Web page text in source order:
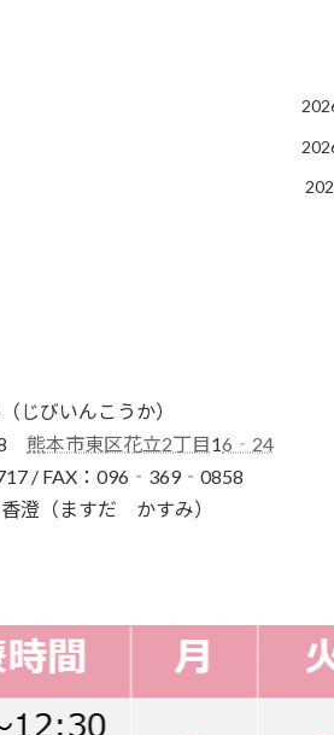
じびいんこうか）
熊本市東区花立2丁目16‐24
/ FAX：096‐369‐0858
（ますだ かすみ）